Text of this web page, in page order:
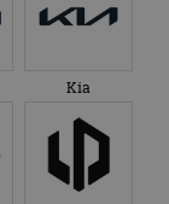
Kia